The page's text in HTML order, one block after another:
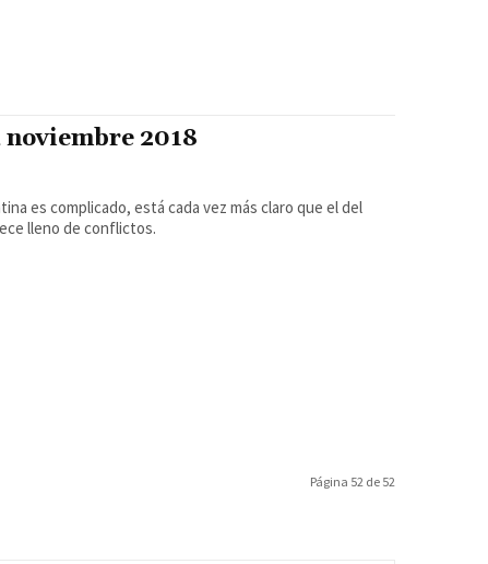
2018
es complicado, está cada vez más claro que el del
lleno de conflictos.
Página 52 de 52